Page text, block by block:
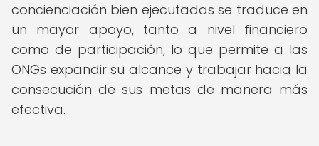
concienciación bien ejecutadas se traduce en
un mayor apoyo, tanto a nivel financiero
como de participación, lo que permite a las
ONGs expandir su alcance y trabajar hacia la
consecución de sus metas de manera más
efectiva.